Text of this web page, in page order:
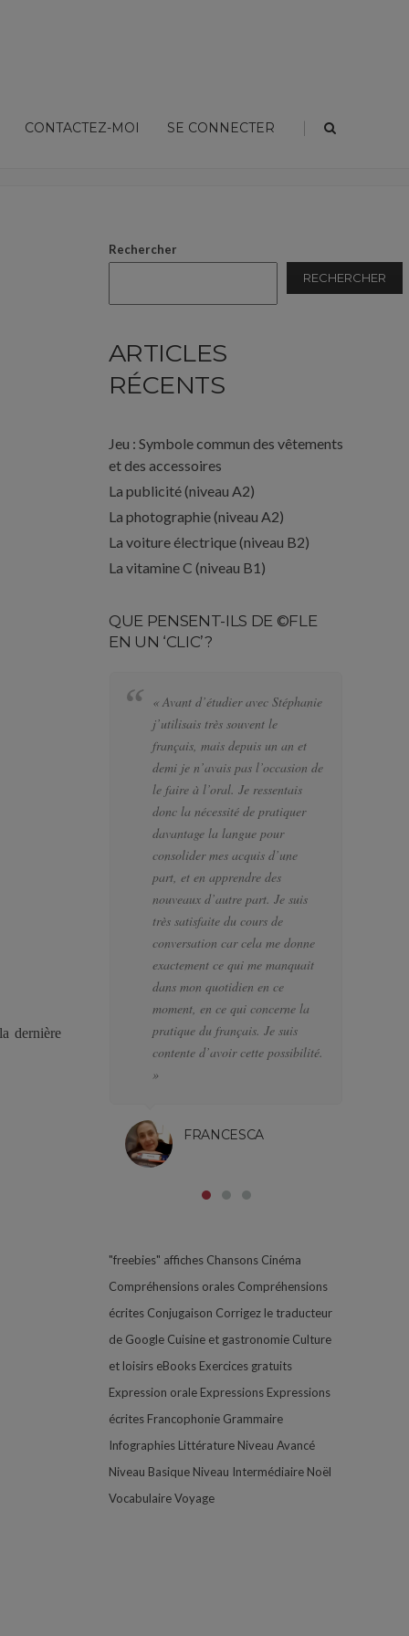
CONTACTEZ-MOI SE CONNECTER
Sin categoría Les verbes pronominaux au présent de l’indicatif
dernière
Rechercher
RECHERCHER
ARTICLES
RÉCENTS
Jeu : Symbole commun des vêtements
et des accessoires
La publicité (niveau A2)
La photographie (niveau A2)
La voiture électrique (niveau B2)
La vitamine C (niveau B1)
QUE PENSENT-ILS DE ©FLE
EN UN ‘CLIC’?
« Avant d’étudier avec Stéphanie
j’utilisais très souvent le
français, mais depuis un an et
demi je n’avais pas l’occasion de
le faire à l’oral. Je ressentais
donc la nécessité de pratiquer
davantage la langue pour
consolider mes acquis d’une
part, et en apprendre des
nouveaux d’autre part. Je suis
très satisfaite du cours de
conversation car cela me donne
exactement ce qui me manquait
dans mon quotidien en ce
moment, en ce qui concerne la
pratique du français. Je suis
contente d’avoir cette possibilité.
»
FRANCESCA
"freebies" affiches Chansons Cinéma
Compréhensions orales Compréhensions
écrites Conjugaison Corrigez le traducteur
de Google Cuisine et gastronomie Culture
et loisirs eBooks Exercices gratuits
Expression orale Expressions Expressions
écrites Francophonie Grammaire
Infographies Littérature Niveau Avancé
Niveau Basique Niveau Intermédiaire Noël
VocabulaireVoyage